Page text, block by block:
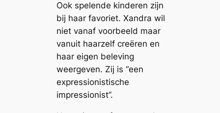
Ook spelende kinderen zijn
bij haar favoriet. Xandra wil
niet vanaf voorbeeld maar
vanuit haarzelf creëren en
haar eigen beleving
weergeven. Zij is “een
expressionistische
impressionist”.